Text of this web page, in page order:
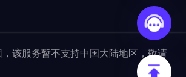
该服务暂不支持中国大陆地区，敬请